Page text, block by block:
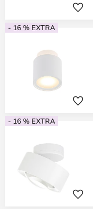
- 16 % EXTRA
- 16 % EXTRA